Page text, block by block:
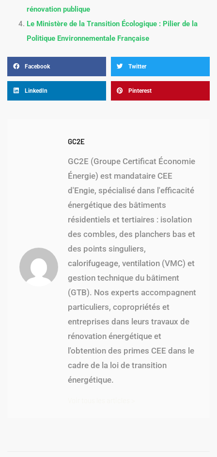
rénovation publique
Le Ministère de la Transition Écologique : Pilier de la
Politique Environnementale Française
Facebook Twitter
LinkedIn Pinterest
GC2E
GC2E (Groupe Certificat Économie
Énergie) est mandataire CEE
d'Engie, spécialisé dans l'efficacité
énergétique des bâtiments
résidentiels et tertiaires : isolation
des combles, des planchers bas et
des points singuliers,
calorifugeage, ventilation (VMC) et
gestion technique du bâtiment
(GTB). Nos experts accompagnent
particuliers, copropriétés et
entreprises dans leurs travaux de
rénovation énergétique et
l'obtention des primes CEE dans le
cadre de la loi de transition
énergétique.